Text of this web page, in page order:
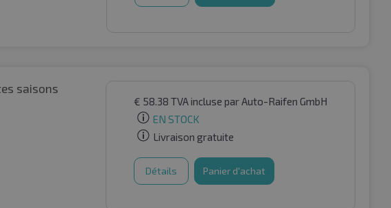
saisons
€ 58.38 TVA incluse par Auto-Raifen GmbH
EN STOCK
Livraison gratuite
Détails Panier d'achat